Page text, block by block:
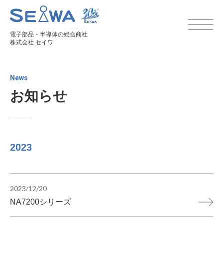
電子部品・半導体の総合商社
株式会社 セイワ
News
お知らせ
2023
2023/12/20
NA7200シリーズ